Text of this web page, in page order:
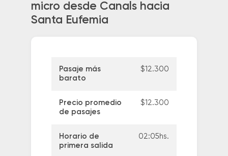
micro desde Canals hacia
Santa Eufemia
Pasaje más
barato
$12.300
Precio promedio
de pasajes
$12.300
Horario de
primera salida
02:05hs.